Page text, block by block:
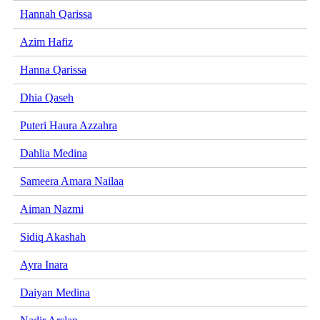
Hannah Qarissa
Azim Hafiz
Hanna Qarissa
Dhia Qaseh
Puteri Haura Azzahra
Dahlia Medina
Sameera Amara Nailaa
Aiman Nazmi
Sidiq Akashah
Ayra Inara
Daiyan Medina